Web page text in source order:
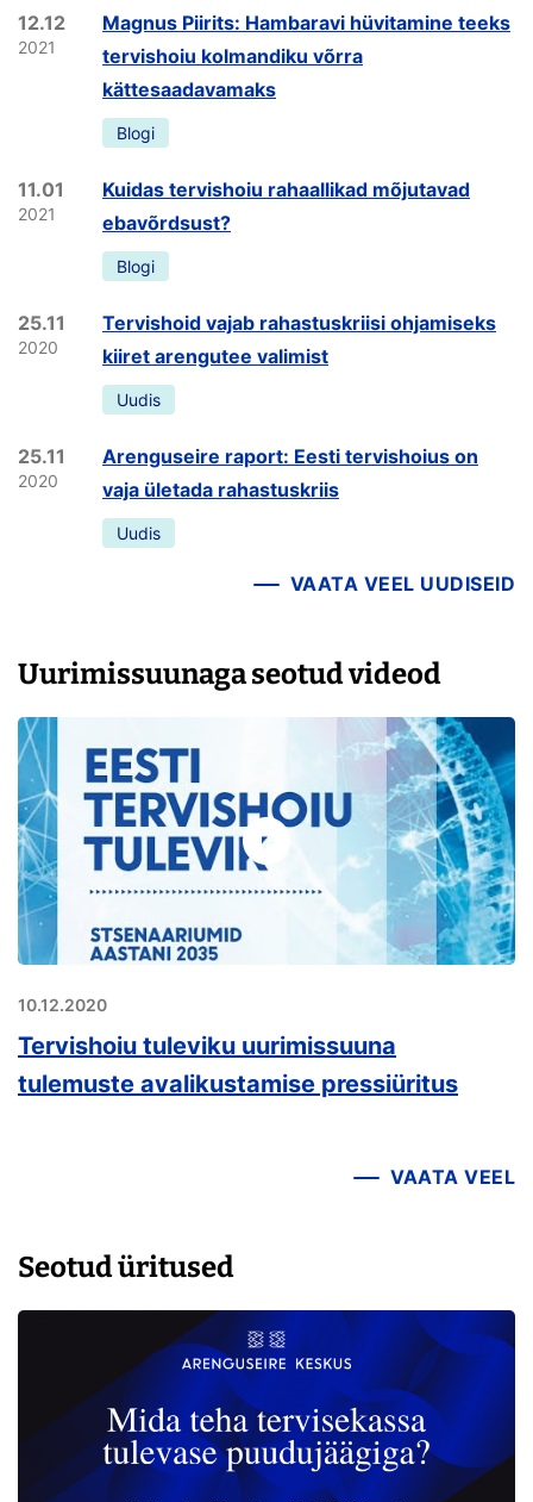
12.12
2021
Magnus Piirits: Hambaravi hüvitamine teeks
tervishoiu kolmandiku võrra
kättesaadavamaks
Blogi
11.01
2021
Kuidas tervishoiu rahaallikad mõjutavad
ebavõrdsust?
Blogi
25.11
2020
Tervishoid vajab rahastuskriisi ohjamiseks
kiiret arengutee valimist
Uudis
25.11
2020
Arenguseire raport: Eesti tervishoius on
vaja ületada rahastuskriis
Uudis
VAATA VEEL UUDISEID
Uurimissuunaga seotud videod
10.12.2020
Tervishoiu tuleviku uurimissuuna
tulemuste avalikustamise pressiüritus
VAATA VEEL
Seotud üritused